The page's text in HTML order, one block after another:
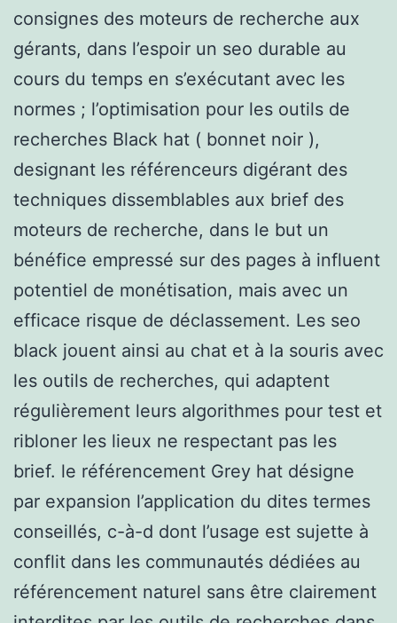
consignes des moteurs de recherche aux
gérants, dans l’espoir un seo durable au
cours du temps en s’exécutant avec les
normes ; l’optimisation pour les outils de
recherches Black hat ( bonnet noir ),
designant les référenceurs digérant des
techniques dissemblables aux brief des
moteurs de recherche, dans le but un
bénéfice empressé sur des pages à influent
potentiel de monétisation, mais avec un
efficace risque de déclassement. Les seo
black jouent ainsi au chat et à la souris avec
les outils de recherches, qui adaptent
régulièrement leurs algorithmes pour test et
ribloner les lieux ne respectant pas les
brief. le référencement Grey hat désigne
par expansion l’application du dites termes
conseillés, c-à-d dont l’usage est sujette à
conflit dans les communautés dédiées au
référencement naturel sans être clairement